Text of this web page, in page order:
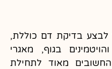
לבצע בדיקת דם כוללת,
בגוף, מאגרי
מאוד לתחילת